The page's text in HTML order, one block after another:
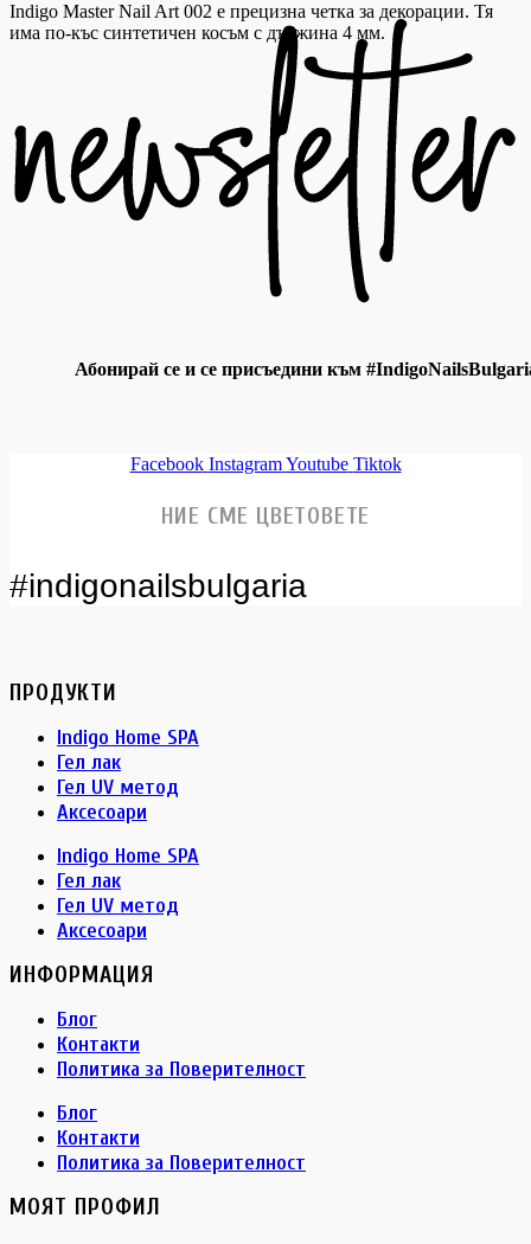
Indigo Master Nail Art 002 е прецизна четка за декорации. Тя
има по-къс синтетичен косъм с дължина 4 мм.
Абонирай се и се присъедини към
Facebook Instagram Youtube Tiktok
НИЕ СМЕ ЦВЕТОВЕТЕ
#indigonailsbulgaria
ПРОДУКТИ
Indigo Home SPA
Гел лак
Гел UV метод
Аксесоари
Indigo Home SPA
Гел лак
Гел UV метод
Аксесоари
ИНФОРМАЦИЯ
Блог
Контакти
Политика за Поверителност
Блог
Контакти
Политика за Поверителност
МОЯТ ПРОФИЛ